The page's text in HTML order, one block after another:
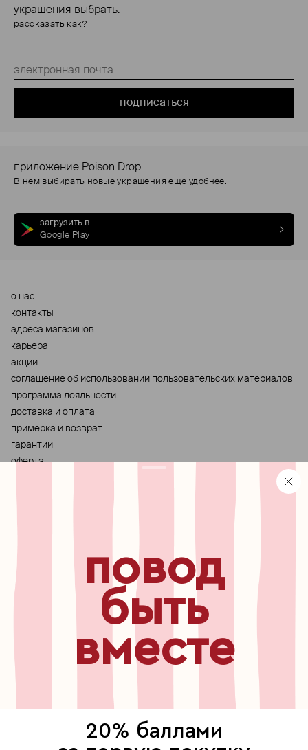
украшения выбрать.
рассказать как?
подписаться
приложение Poison Drop
В нем выбирать новые украшения еще удобнее.
загрузить в
Google Play
о нас
контакты
адреса магазинов
карьера
акции
cоглашение об использовании пользовательских материалов
программа лояльности
доставка и оплата
примерка и возврат
гарантии
оферта
бесплатный звонок по России
узнавайте первыми о
новинках, специальных
мероприятиях, скидках и
выберите, где продолжить
повод
быть
вместе
20% баллами